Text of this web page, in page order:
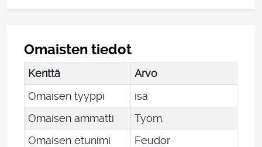
Omaisten tiedot
Kenttä
Arvo
Omaisen tyyppi
isä
Omaisen ammatti
Työm.
Omaisen etunimi
Feudor